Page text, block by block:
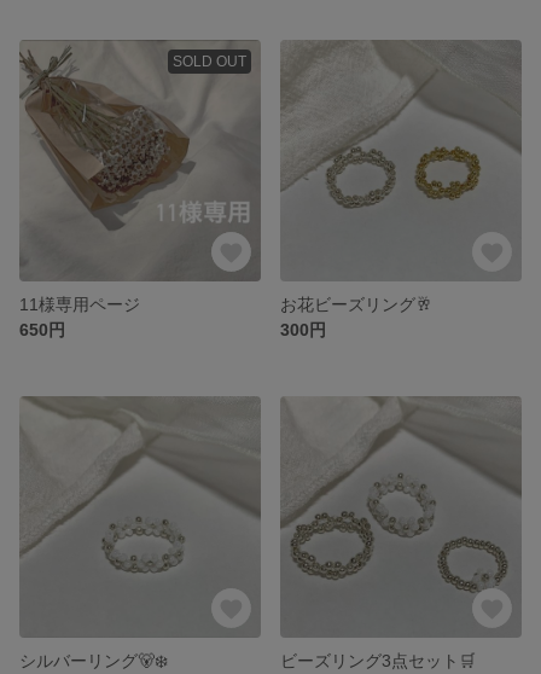
SOLD OUT
11様専用ページ
650円
お花ビーズリング🥂
300円
シルバーリング🐻‍❄️
ビーズリング3点セット🛒